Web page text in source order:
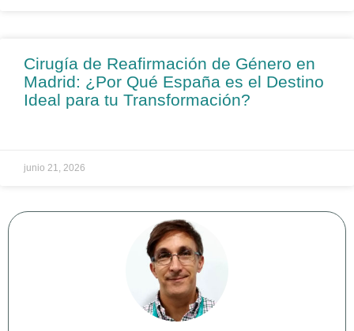
Cirugía de Reafirmación de Género en
Madrid: ¿Por Qué España es el Destino
Ideal para tu Transformación?
junio 21, 2026